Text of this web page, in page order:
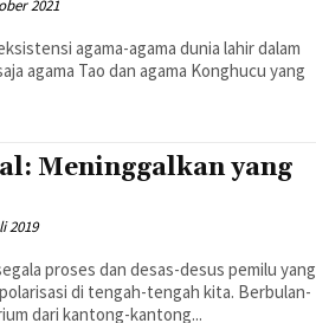
2021
agama-agama dunia lahir dalam
agama Tao dan agama Konghucu yang
Meninggalkan yang
2019
proses dan desas-desus pemilu yang
di tengah-tengah kita. Berbulan-
dari kantong-kantong...